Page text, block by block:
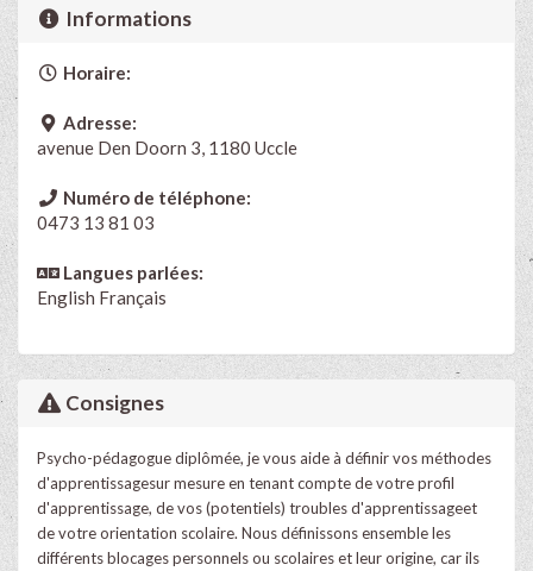
Informations
Horaire:
Adresse:
avenue Den Doorn 3, 1180 Uccle
Numéro de téléphone:
0473 13 81 03
Langues parlées:
English Français
Consignes
Psycho-pédagogue diplômée, je vous aide à définir vos méthodes
d'apprentissagesur mesure en tenant compte de votre profil
d'apprentissage, de vos (potentiels) troubles d'apprentissageet
de votre orientation scolaire. Nous définissons ensemble les
différents blocages personnels ou scolaires et leur origine, car ils